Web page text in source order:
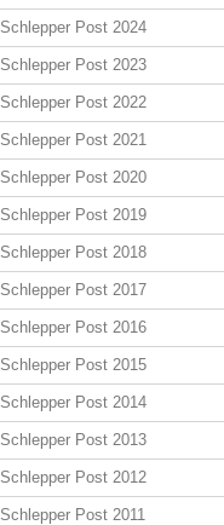
Schlepper Post 2024
Schlepper Post 2023
Schlepper Post 2022
Schlepper Post 2021
Schlepper Post 2020
Schlepper Post 2019
Schlepper Post 2018
Schlepper Post 2017
Schlepper Post 2016
Schlepper Post 2015
Schlepper Post 2014
Schlepper Post 2013
Schlepper Post 2012
Schlepper Post 2011